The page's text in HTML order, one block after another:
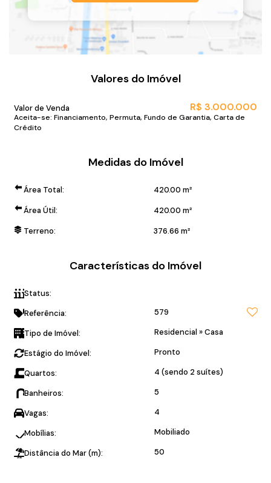
Valores do Imóvel
R$ 3.000.000
Valor de Venda
Aceita-se: Financiamento, Permuta, Fundo de Garantia, Carta de
Crédito
Medidas do Imóvel
Área Total: 420.00 m²
Área Útil:
420.00 m²
Terreno:
376.66 m²
Características do Imóvel
Status:
Referência: 579
Tipo de Imóvel: Residencial »Casa
Estágio do Imóvel: Pronto
Quartos: 4 (sendo 2 suítes)
Banheiros: 5
Vagas: 4
Mobílias: Mobiliado
Distância do Mar (m): 50